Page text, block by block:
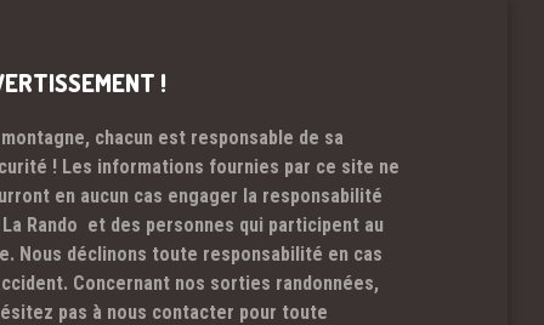
!
montagne, chacun est responsable de sa
! Les informations fournies par ce site ne
en aucun cas engager la responsabilité
Rando et des personnes qui participent au
Nous déclinons toute responsabilité en cas
Concernant nos sorties randonnées,
pas à nous contacter pour toute